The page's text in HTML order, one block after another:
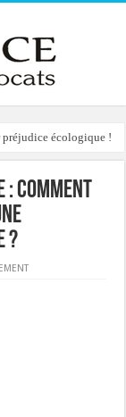
préjudice écologique !
comment
?